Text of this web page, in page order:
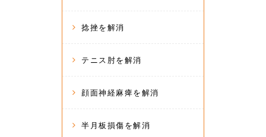
捻挫を解消
テニス肘を解消
顔面神経麻痺を解消
半月板損傷を解消